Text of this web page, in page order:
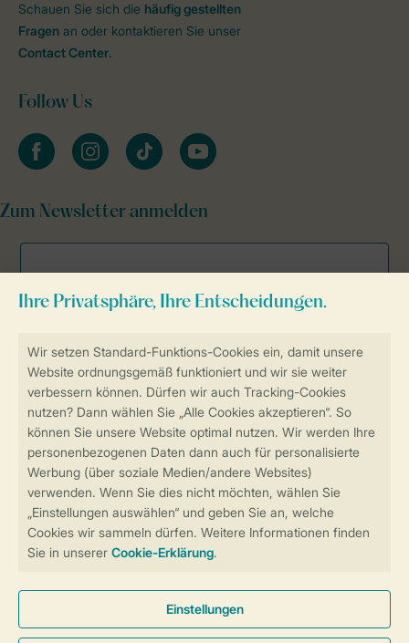
Sicherstellung Deiner Privatsphäre
Weitere Informationen und Einstellungen
Sicher und schnell zur Online-Buchung
Sichere Datenübertragung
Sicheres Bezahlen
Schauen Sie sich die häufig gestellten
Fragen an oder kontaktieren Sie unser
Contact Center.
Follow Us
facebookinstagramtiktok youtube
Zum Newsletter anmelden
Allgemeine Bedingungen Impressum